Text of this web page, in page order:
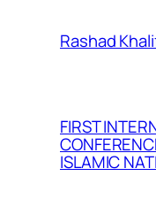
Rashad
FIRST
ISLAMIC